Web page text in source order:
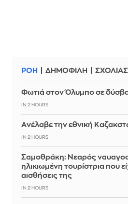
ΡΟΗ ΔΗΜΟΦΙΛΗ
Φωτιά στον Όλυμπο σε
IN 2 HOURS
Aνέλαβε την εθνική
IN 2 HOURS
Σαμοθράκη: Νεαρός
ηλικιωμένη τουρίστρια που
αισθήσεις της
IN 2 HOURS